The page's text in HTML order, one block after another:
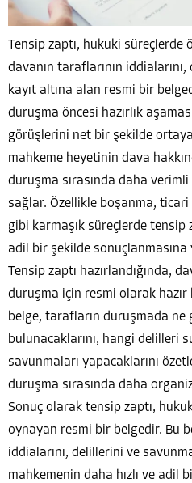
Tensip zaptı, hukuki süreçlerde
davanın taraflarının
kayıt altına alan resmi bir
duruşma öncesi hazırlık
görüşlerini net bir şekilde
mahkeme heyetinin dava
duruşma sırasında daha
sağlar. Özellikle boşanma,
gibi karmaşık süreçlerde tensip
adil bir şekilde sonuçlanmasına
Tensip zaptı hazırlandığında,
duruşma için resmi olarak hazır
belge, tarafların duruşmada ne
bulunacaklarını, hangi delilleri
savunmaları yapacaklarını
duruşma sırasında daha
Sonuç olarak tensip zaptı,
oynayan resmi bir belgedir. Bu
iddialarını, delillerini ve
mahkemenin daha hızlı ve adil